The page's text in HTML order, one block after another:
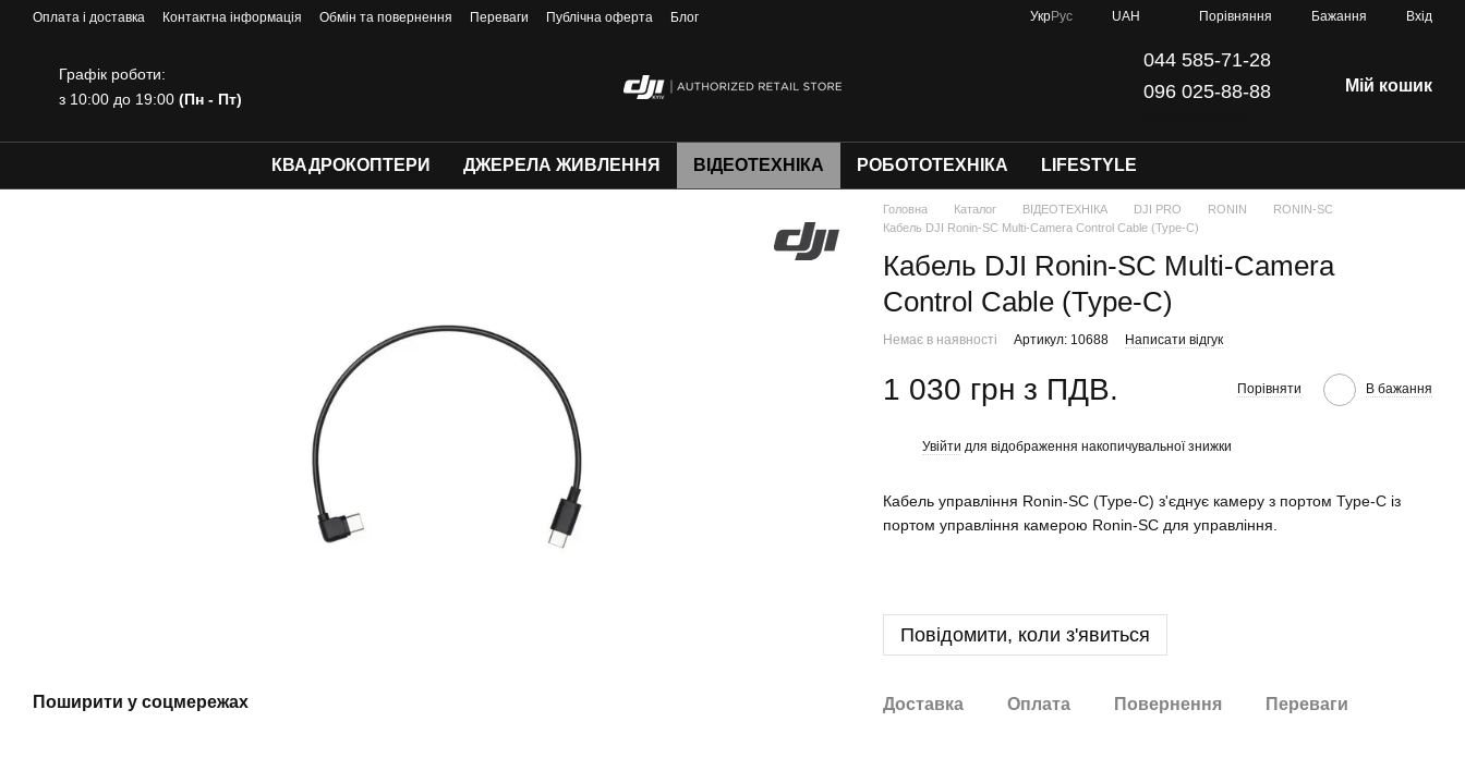
Перейти до основного контенту
Оплата і доставка Контактна інформація Обмін та повернення Переваги Публічна оферта Блог УкрРус UAH Порівняння Бажання Вхід
Графік роботи:
з 10:00 до 19:00 (Пн - Пт)
044 585-71-28
096 025-88-88
Мій кошик
КВАДРОКОПТЕРИ ДЖЕРЕЛА ЖИВЛЕННЯ ВІДЕОТЕХНІКА РОБОТОТЕХНІКА LIFESTYLE
Поширити у соцмережах
Головна Каталог ВІДЕОТЕХНІКА DJI PRO RONIN
RONIN-SC
Кабель DJI Ronin-SC Multi-Camera Control Cable (Type-C)
Кабель DJI Ronin-SC Multi-Camera
Control Cable (Type-C)
Немає в наявності Артикул: 10688 Написати відгук
1 030 грн з ПДВ. Порівняти В бажання
Увійти для відображення накопичувальної знижки
Кабель управління Ronin-SC (Type-C) з'єднує камеру з портом Type-C із
портом управління камерою Ronin-SC для управління.
Повідомити, коли з'явиться
Доставка Оплата Повернення Переваги